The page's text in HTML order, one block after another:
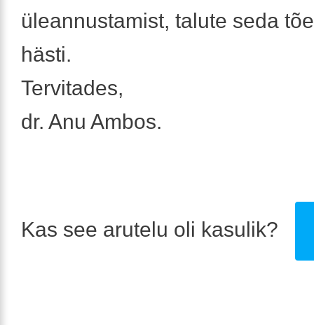
üleannustamist, talute seda
hästi.
Tervitades,
dr. Anu Ambos.
Kas see arutelu oli kasulik?